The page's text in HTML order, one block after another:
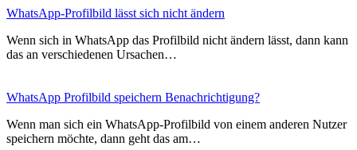
WhatsApp-Profilbild lässt sich nicht ändern
Wenn sich in WhatsApp das Profilbild nicht ändern lässt, dann kann
das an verschiedenen Ursachen…
WhatsApp Profilbild speichern Benachrichtigung?
Wenn man sich ein WhatsApp-Profilbild von einem anderen Nutzer
speichern möchte, dann geht das am…